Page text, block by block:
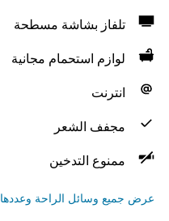
تلفاز بشاشة مسطحة
لوازم استحمام مجانية
انترنت
مجفف الشعر
ممنوع التدخين
عرض جميع وسائل الراحة وعددها 26